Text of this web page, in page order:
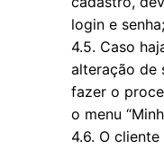
login e senha;
4.5. Caso
alteração de
fazer o
o menu
4.6. O